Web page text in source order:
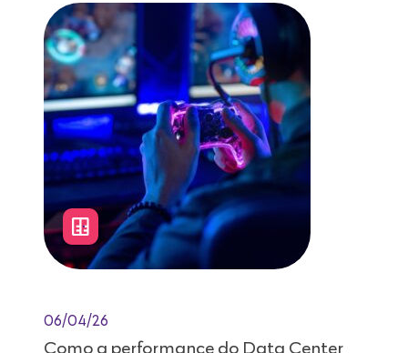
06/04/26
Como a performance do Data Center